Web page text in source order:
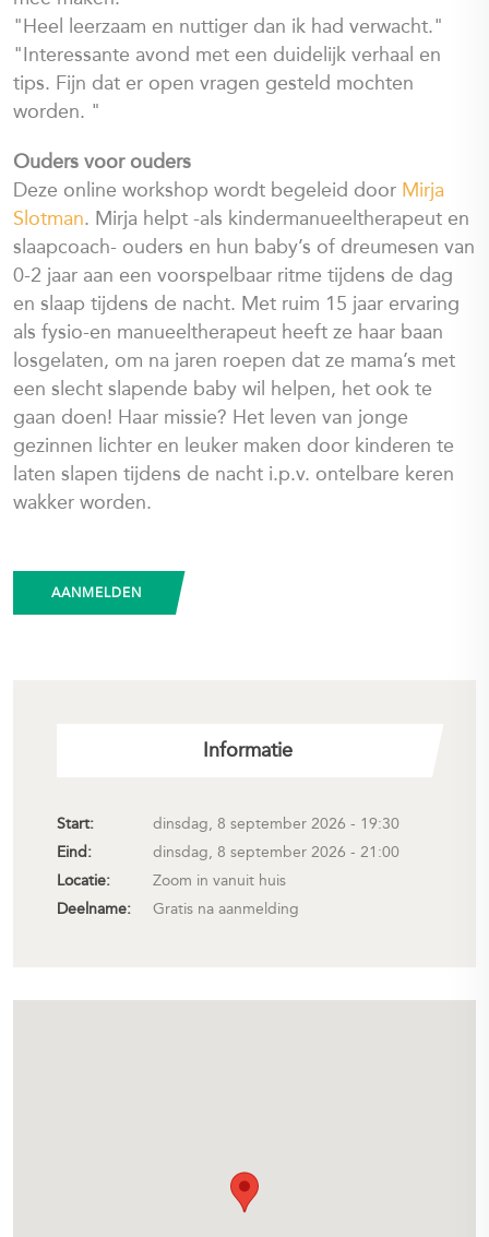
"Heel leerzaam en nuttiger dan ik had verwacht."
"Interessante avond met een duidelijk verhaal en
tips. Fijn dat er open vragen gesteld mochten
worden. "
Ouders voor ouders
Deze online workshop wordt begeleid door Mirja
Slotman. Mirja helpt -als kindermanueeltherapeut en
slaapcoach- ouders en hun baby’s of dreumesen van
0-2 jaar aan een voorspelbaar ritme tijdens de dag
en slaap tijdens de nacht. Met ruim 15 jaar ervaring
als fysio-en manueeltherapeut heeft ze haar baan
losgelaten, om na jaren roepen dat ze mama’s met
een slecht slapende baby wil helpen, het ook te
gaan doen! Haar missie? Het leven van jonge
gezinnen lichter en leuker maken door kinderen te
laten slapen tijdens de nacht i.p.v. ontelbare keren
wakker worden.
AANMELDEN
Informatie
Start:
dinsdag, 8 september 2026 - 19:30
Eind:
dinsdag, 8 september 2026 - 21:00
Locatie:
Zoom in vanuit huis
Deelname:
Gratis na aanmelding